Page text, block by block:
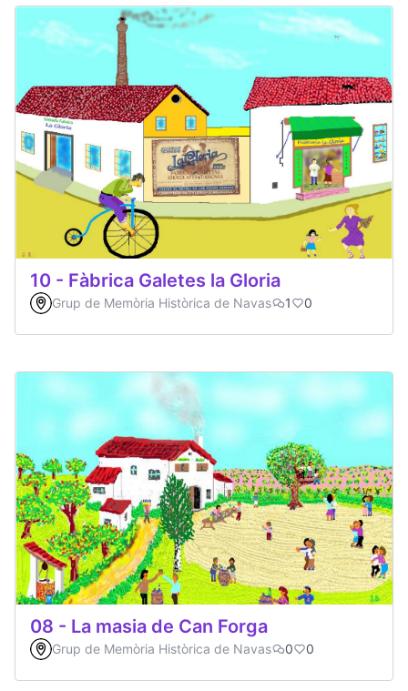
10 - Fàbrica Galetes la Gloria
Grup de Memòria Històrica de Navas 1 0
08 - La masia de Can Forga
Grup de Memòria Històrica de Navas 0 0